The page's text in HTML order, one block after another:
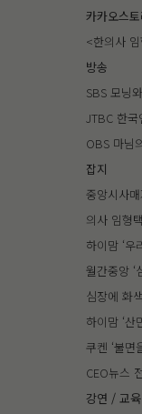
카카오스토
<한의사
방송
SBS 모닝
JTBC 한국
OBS 마님
잡지
중앙시사
의사 임형
하이맘 ‘우
월간중앙
심장에 화
하이맘 ‘산
쿠켄 ‘불면
CEO뉴스
강연 / 교육